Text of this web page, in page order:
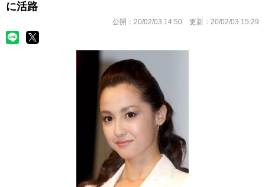
に活路
公開： 20/02/03 14:50 更新： 20/02/03 15:29